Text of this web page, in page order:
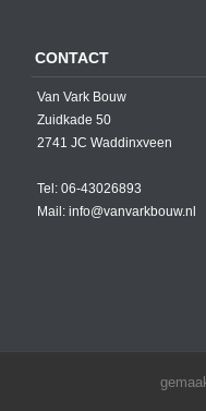
CONTACT
Van Vark Bouw
Zuidkade 50
2741 JC Waddinxveen
Tel: 06-43026893
Mail: info@vanvarkbouw.nl